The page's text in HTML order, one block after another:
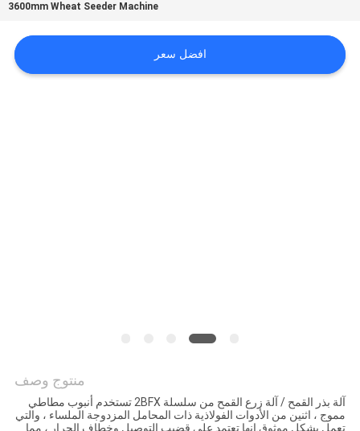
اطلب
اقتباس
3600mm Wheat Seeder Machine
افضل سعر
منتوج وصف
آلة بذر القمح / آلة زرع القمح من سلسلة 2BFX تستخدم أنبوب مطاطي
مموج ، اثنين من الأدوات الفولاذية ذات المحامل المزدوجة الملساء ، والتي
تعمل بشكل موثوق.إنها تعتمد على قضيب التوصيل وخطاف الجرار ، مما